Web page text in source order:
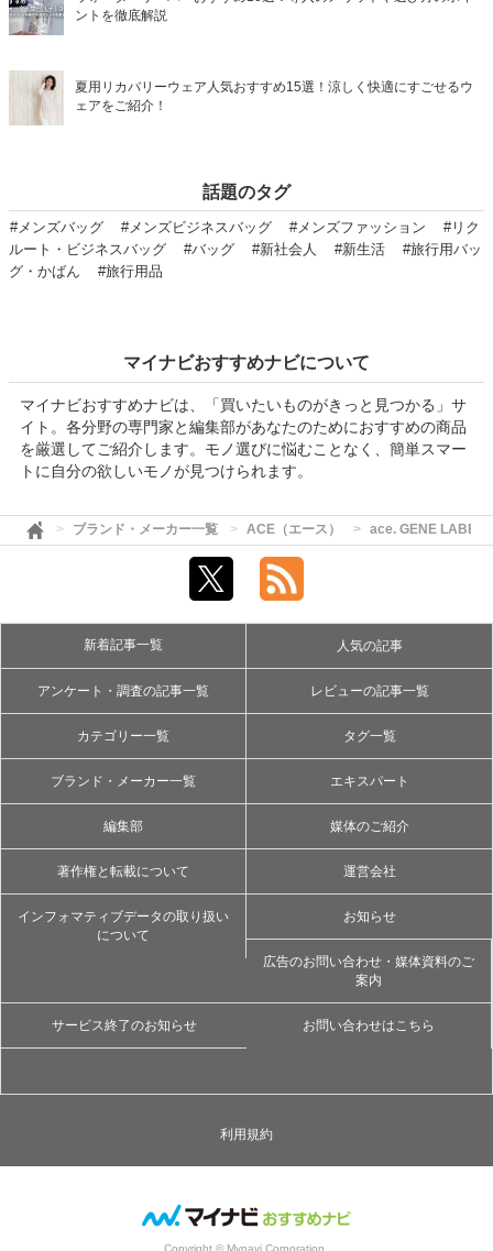
ントを徹底解説
夏用リカバリーウェア人気おすすめ15選！涼しく快適にすごせるウ
ェアをご紹介！
話題のタグ
#メンズバッグ #メンズビジネスバッグ #メンズファッション
#リク
ルート・ビジネスバッグ
#バッグ #新社会人 #新生活
#旅行用バッ
グ・かばん
#旅行用品
マイナビおすすめナビについて
マイナビおすすめナビは、「買いたいものがきっと見つかる」サ
イト。各分野の専門家と編集部があなたのためにおすすめの商品
を厳選してご紹介します。モノ選びに悩むことなく、簡単スマー
トに自分の欲しいモノが見つけられます。
ブランド・メーカー一覧 ACE（エース） ace. GENE LABEL
新着記事一覧 人気の記事
アンケート・調査の記事一覧 レビューの記事一覧
カテゴリー一覧 タグ一覧
ブランド・メーカー一覧 エキスパート
編集部 媒体のご紹介
著作権と転載について 運営会社
インフォマティブデータの取り扱い
について
お知らせ
広告のお問い合わせ・媒体資料のご
案内
サービス終了のお知らせ お問い合わせはこちら
利用規約
Copyright © Mynavi Corporation